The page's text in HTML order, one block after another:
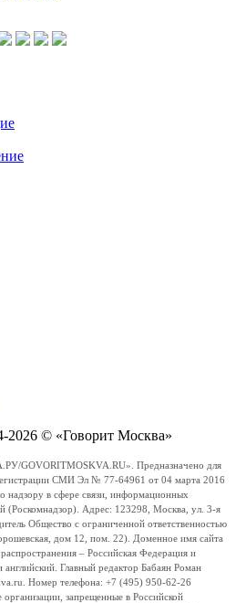
2026 © «Говорит Москва»
GOVORITMOSKVA.RU». Предназначено для
СМИ Эл № 77-64961 от 04 марта 2016
надзору в сфере связи, информационных
(Роскомнадзор). Адрес: 123298, Москва, ул. 3-я
Общество с ограниченной ответственностью
дом 12, пом. 22). Доменное имя сайта
– Российская Федерация и
Главный редактор Бабаян Роман
Номер телефона: +7 (495) 950-62-26
запрещенные в Российской